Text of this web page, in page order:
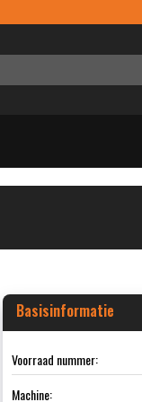
Basisinformatie
Voorraad nummer:
Machine: